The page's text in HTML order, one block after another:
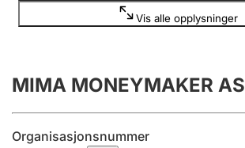
Årsrekneskap
Innsending og forseinkingsgebyr
Vis alle opplysninger
MIMA MONEYMAKER AS
Organisasjonsnummer